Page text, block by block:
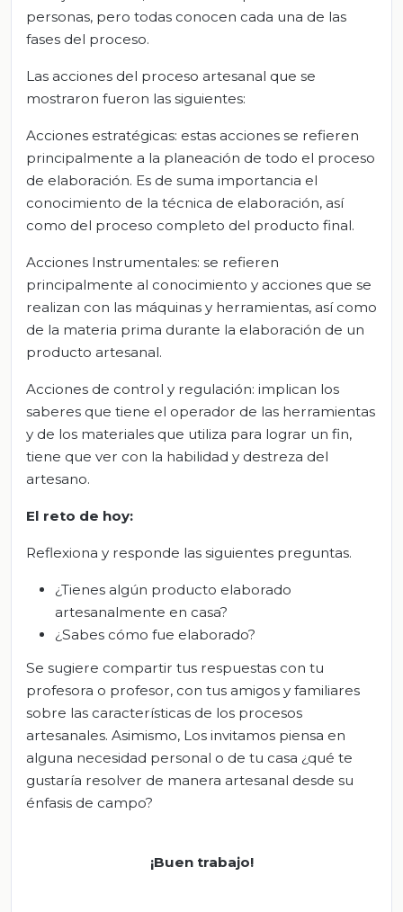
personas, pero todas conocen cada una de las
fases del proceso.
Las acciones del proceso artesanal que se
mostraron fueron las siguientes:
Acciones estratégicas: estas acciones se refieren
principalmente a la planeación de todo el proceso
de elaboración. Es de suma importancia el
conocimiento de la técnica de elaboración, así
como del proceso completo del producto final.
Acciones Instrumentales: se refieren
principalmente al conocimiento y acciones que se
realizan con las máquinas y herramientas, así como
de la materia prima durante la elaboración de un
producto artesanal.
Acciones de control y regulación: implican los
saberes que tiene el operador de las herramientas
y de los materiales que utiliza para lograr un fin,
tiene que ver con la habilidad y destreza del
artesano.
El reto de hoy:
Reflexiona y responde las siguientes preguntas.
¿Tienes algún producto elaborado
artesanalmente en casa?
¿Sabes cómo fue elaborado?
Se sugiere compartir tus respuestas con tu
profesora o profesor, con tus amigos y familiares
sobre las características de los procesos
artesanales. Asimismo, Los invitamos piensa en
alguna necesidad personal o de tu casa ¿qué te
gustaría resolver de manera artesanal desde su
énfasis de campo?
¡Buen trabajo!